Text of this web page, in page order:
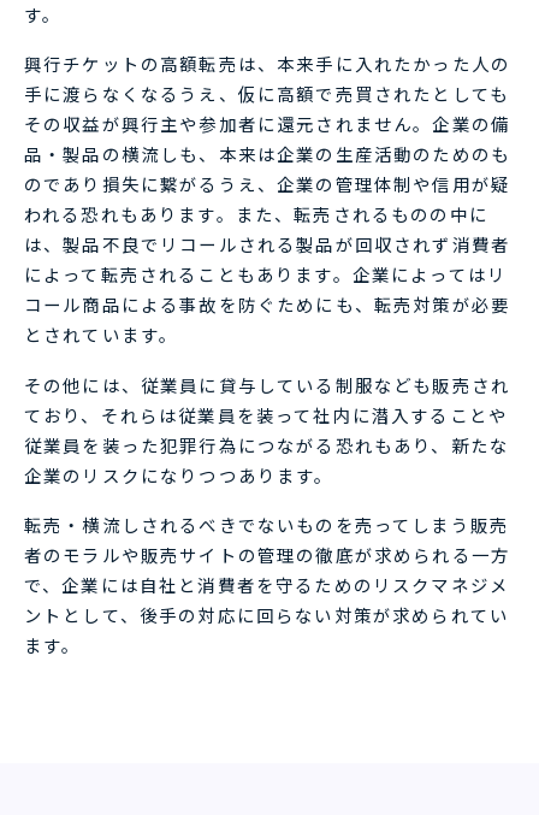
す。
興行チケットの高額転売は、本来手に入れたかった人の
手に渡らなくなるうえ、仮に高額で売買されたとしても
その収益が興行主や参加者に還元されません。企業の備
品・製品の横流しも、本来は企業の生産活動のためのも
のであり損失に繋がるうえ、企業の管理体制や信用が疑
われる恐れもあります。また、転売されるものの中に
は、製品不良でリコールされる製品が回収されず消費者
によって転売されることもあります。企業によってはリ
コール商品による事故を防ぐためにも、転売対策が必要
とされています。
その他には、従業員に貸与している制服なども販売され
ており、それらは従業員を装って社内に潜入することや
従業員を装った犯罪行為につながる恐れもあり、新たな
企業のリスクになりつつあります。
転売・横流しされるべきでないものを売ってしまう販売
者のモラルや販売サイトの管理の徹底が求められる一方
で、企業には自社と消費者を守るためのリスクマネジメ
ントとして、後手の対応に回らない対策が求められてい
ます。